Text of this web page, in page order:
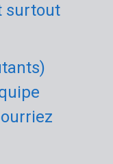
surtout